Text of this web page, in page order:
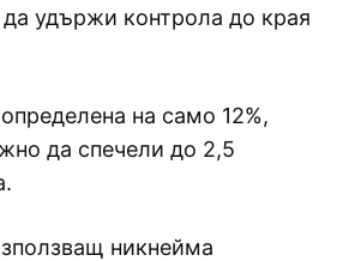
удържи контрола до края
на само 12%,
да спечели до 2,5
никнейма